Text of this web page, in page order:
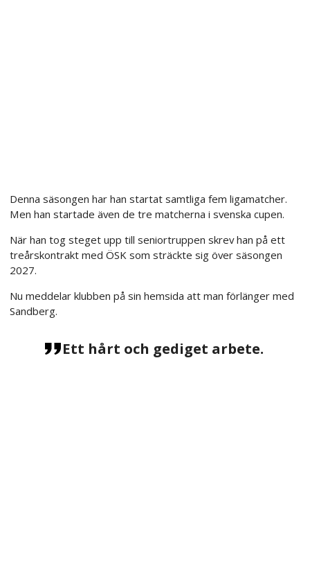
Denna säsongen har han startat samtliga fem ligamatcher.
Men han startade även de tre matcherna i svenska cupen.
När han tog steget upp till seniortruppen skrev han på ett
treårskontrakt med ÖSK som sträckte sig över säsongen
2027.
Nu meddelar klubben på sin hemsida att man förlänger med
Sandberg.
Ett hårt och gediget arbete.